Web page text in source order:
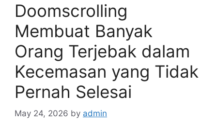
Doomscrolling
Membuat Banyak
Orang Terjebak dalam
Kecemasan yang Tidak
Pernah Selesai
May 24, 2026 by admin